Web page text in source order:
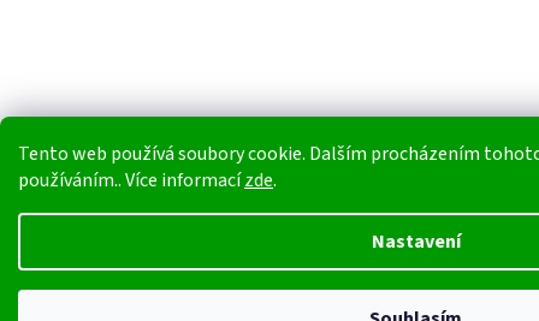
Tento web používá soubory cookie. Dalším procházením
používáním.. Více informacízde.
Nastavení